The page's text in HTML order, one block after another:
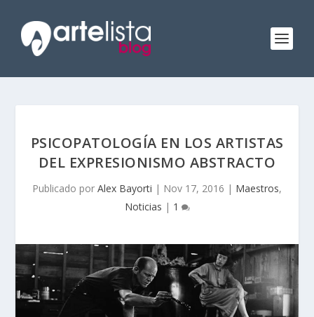
PSICOPATOLOGÍA EN LOS ARTISTAS
DEL EXPRESIONISMO ABSTRACTO
Publicado por Alex Bayorti | Nov 17, 2016 | Maestros,
Noticias | 1